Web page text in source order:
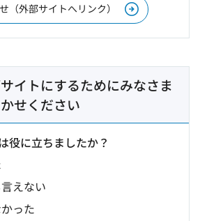
（外部サイトへリンク）
イトにするためにみなさま
せください
役に立ちましたか？
えない
った